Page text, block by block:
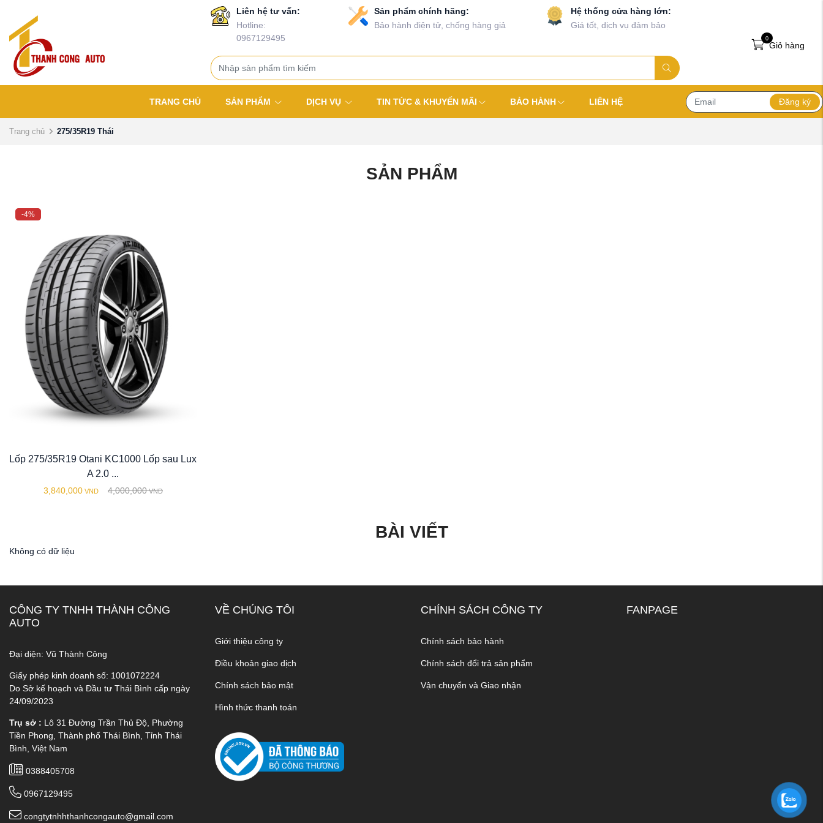
Liên hệ tư vấn:
Hotline:
0967129495
Sản phẩm chính hãng:
Bảo hành điện tử, chống hàng giả
Hệ thống cửa hàng lớn:
Giá tốt, dịch vụ đảm bảo
Giỏ hàng
0
TRANG CHỦ SẢN PHẨM DỊCH VỤ TIN TỨC & KHUYẾN MÃI BẢO HÀNH LIÊN HỆ Đăng ký
Trang chủ 275/35R19 Thái
SẢN PHẨM
-4%
Lốp 275/35R19 Otani KC1000 Lốp sau Lux
A 2.0 ...
3,840,000 VND 4,000,000 VND
BÀI VIẾT
Không có dữ liệu
CÔNG TY TNHH THÀNH CÔNG
AUTO
Đại diện: Vũ Thành Công
Giấy phép kinh doanh số: 1001072224
Do Sở kế hoạch và Đầu tư Thái Bình cấp ngày
24/09/2023
Trụ sở : Lô 31 Đường Trần Thủ Độ, Phường
Tiền Phong, Thành phố Thái Bình, Tỉnh Thái
Bình, Việt Nam
0388405708
0967129495
congtytnhhthanhcongauto@gmail.com
VỀ CHÚNG TÔI
Giới thiệu công ty
Điều khoản giao dịch
Chính sách bảo mật
Hình thức thanh toán
CHÍNH SÁCH CÔNG TY
Chính sách bảo hành
Chính sách đổi trả sản phẩm
Vận chuyển và Giao nhận
FANPAGE